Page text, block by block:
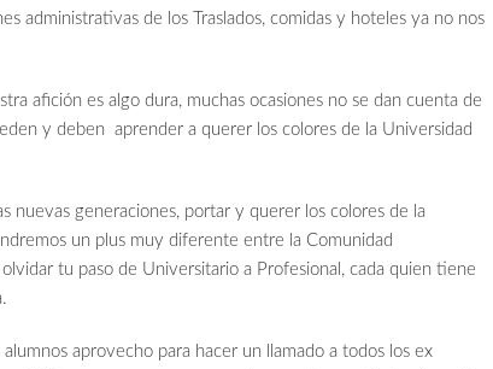
administrativas de los Traslados, comidas y hoteles ya no nos
afición es algo dura, muchas ocasiones no se dan cuenta de
y deben aprender a querer los colores de la Universidad
nuevas generaciones, portar y querer los colores de la
un plus muy diferente entre la Comunidad
tu paso de Universitario a Profesional, cada quien tiene
aprovecho para hacer un llamado a todos los ex